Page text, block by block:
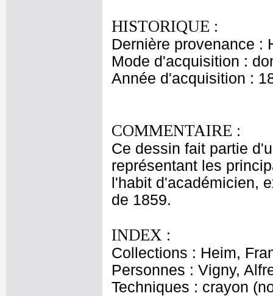
HISTORIQUE :
Dernière provenance :
Mode d'acquisition :
Année d'acquisition :
COMMENTAIRE :
Ce dessin fait partie
représentant les
l'habit d'académicien,
de 1859.
INDEX :
Collections : Heim,
Personnes : Vigny,
Techniques : crayon